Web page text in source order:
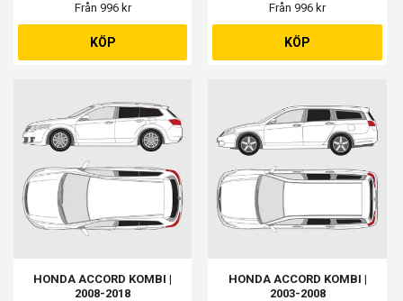
Från 996 kr
KÖP
Från 996 kr
KÖP
HONDA ACCORD KOMBI |
2008-2018
HONDA ACCORD KOMBI |
2003-2008